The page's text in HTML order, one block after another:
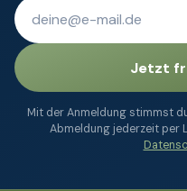
Jetzt
Mit der Anmeldung stimmst
Abmeldung jederzeit per